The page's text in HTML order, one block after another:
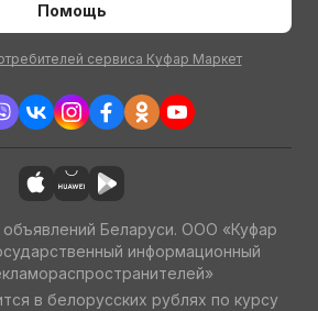
Помощь
сервиса Куфар Маркет
Беларуси. ООО «Куфар
информационный
в белорусских рублях по курсу